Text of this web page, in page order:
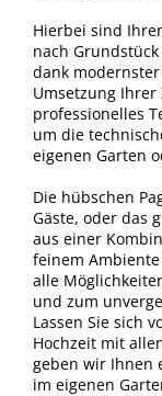
Hierbei sind
nach
dank
Umsetzung
professionelles
um die
eigenen Garten
Die hübschen
Gäste, oder das
aus einer
feinem
alle
und zum
Lassen Sie sich
Hochzeit mit
geben wir Ihnen
im eigenen